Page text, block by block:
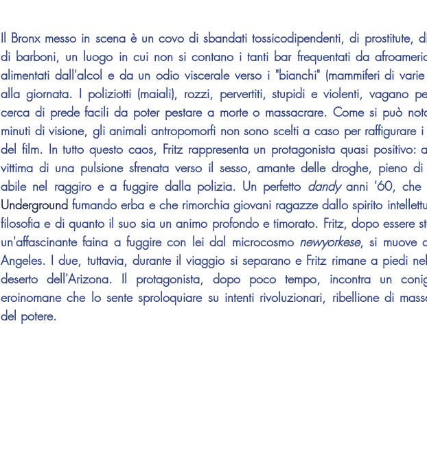
Il Bronx messo in scena è un covo di sbandati tossicodipendenti, di prostitute,
di barboni, un luogo in cui non si contano i tanti bar frequentati da
alimentati dall'alcol e da un odio viscerale verso i "bianchi" (mammiferi di
alla giornata. I poliziotti (maiali), rozzi, pervertiti, stupidi e violenti, vagano
cerca di prede facili da poter pestare a morte o massacrare. Come si può
minuti di visione, gli animali antropomorfi non sono scelti a caso per raffigurare
del film. In tutto questo caos, Fritz rappresenta un protagonista quasi positivo:
vittima di una pulsione sfrenata verso il sesso, amante delle droghe, pieno di
abile nel raggiro e a fuggire dalla polizia. Un perfetto dandy anni '60, che
Underground fumando erba e che rimorchia giovani ragazze dallo spirito
filosofia e di quanto il suo sia un animo profondo e timorato. Fritz, dopo essere
un'affascinante faina a fuggire con lei dal microcosmo newyorkese, si muove
Angeles. I due, tuttavia, durante il viaggio si separano e Fritz rimane a piedi
deserto dell'Arizona. Il protagonista, dopo poco tempo, incontra un
eroinomane che lo sente sproloquiare su intenti rivoluzionari, ribellione di
del potere.